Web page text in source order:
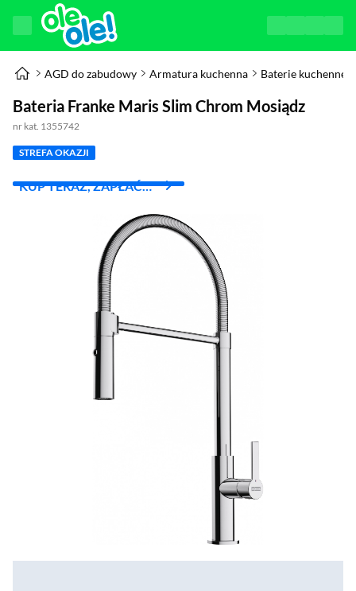
AGD do zabudowy Armatura kuchenna Baterie kuchenne
Bateria Franke Maris Slim Chrom Mosiądz
nr kat. 1355742
STREFA OKAZJI
KUP TERAZ, ZAPŁAĆ